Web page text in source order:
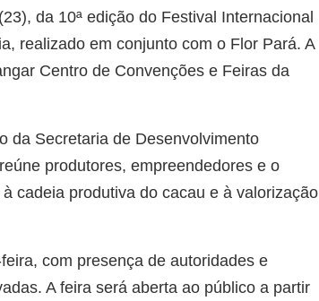
da 10ª edição do Festival Internacional
realizado em conjunto com o Flor Pará. A
Centro de Convenções e Feiras da
da Secretaria de Desenvolvimento
produtores, empreendedores e o
cadeia produtiva do cacau e à valorização
com presença de autoridades e
A feira será aberta ao público a partir